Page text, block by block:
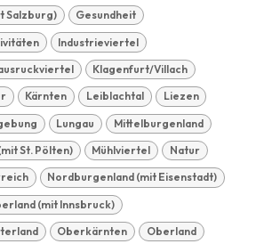
Salzburg) Gesundheit
Industrieviertel
Klagenfurt/Villach
Kärnten Leiblachtal Liezen
Lungau Mittelburgenland
St. Pölten) Mühlviertel Natur
Nordburgenland (mit Eisenstadt)
(mit Innsbruck)
Oberkärnten Oberland